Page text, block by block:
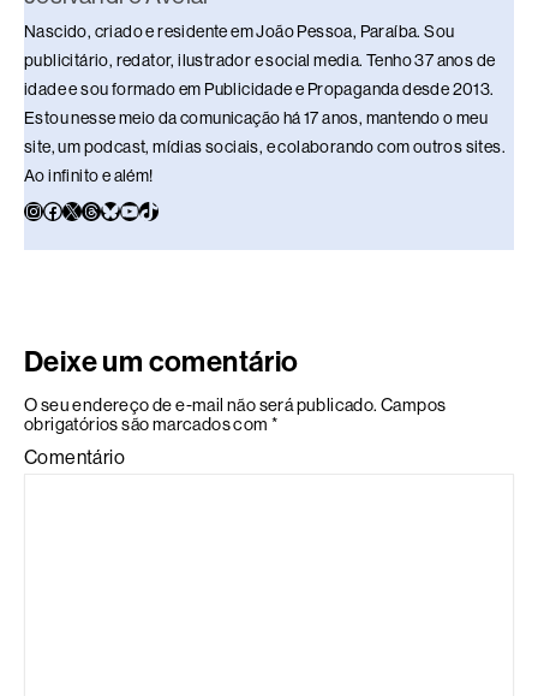
Nascido, criado e residente em João Pessoa, Paraíba. Sou
publicitário, redator, ilustrador e social media. Tenho 37 anos de
idade e sou formado em Publicidade e Propaganda desde 2013.
Estou nesse meio da comunicação há 17 anos, mantendo o meu
site, um podcast, mídias sociais, e colaborando com outros sites.
Ao infinito e além!
Deixe um comentário
O seu endereço de e-mail não será publicado. Campos
obrigatórios são marcados com *
Comentário